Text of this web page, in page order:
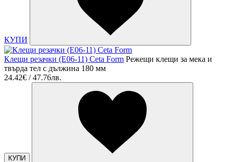
КУПИ
Клещи резачки (E06-11) Ceta Form Режещи клещи за мека и
твърда тел с дължина 180 мм
24.42€ / 47.76лв.
КУПИ